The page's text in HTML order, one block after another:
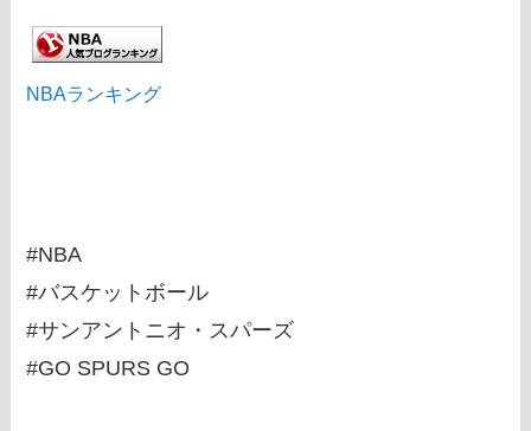
NBAランキング
#NBA
#バスケットボール
#サンアントニオ・スパーズ
#GO SPURS GO